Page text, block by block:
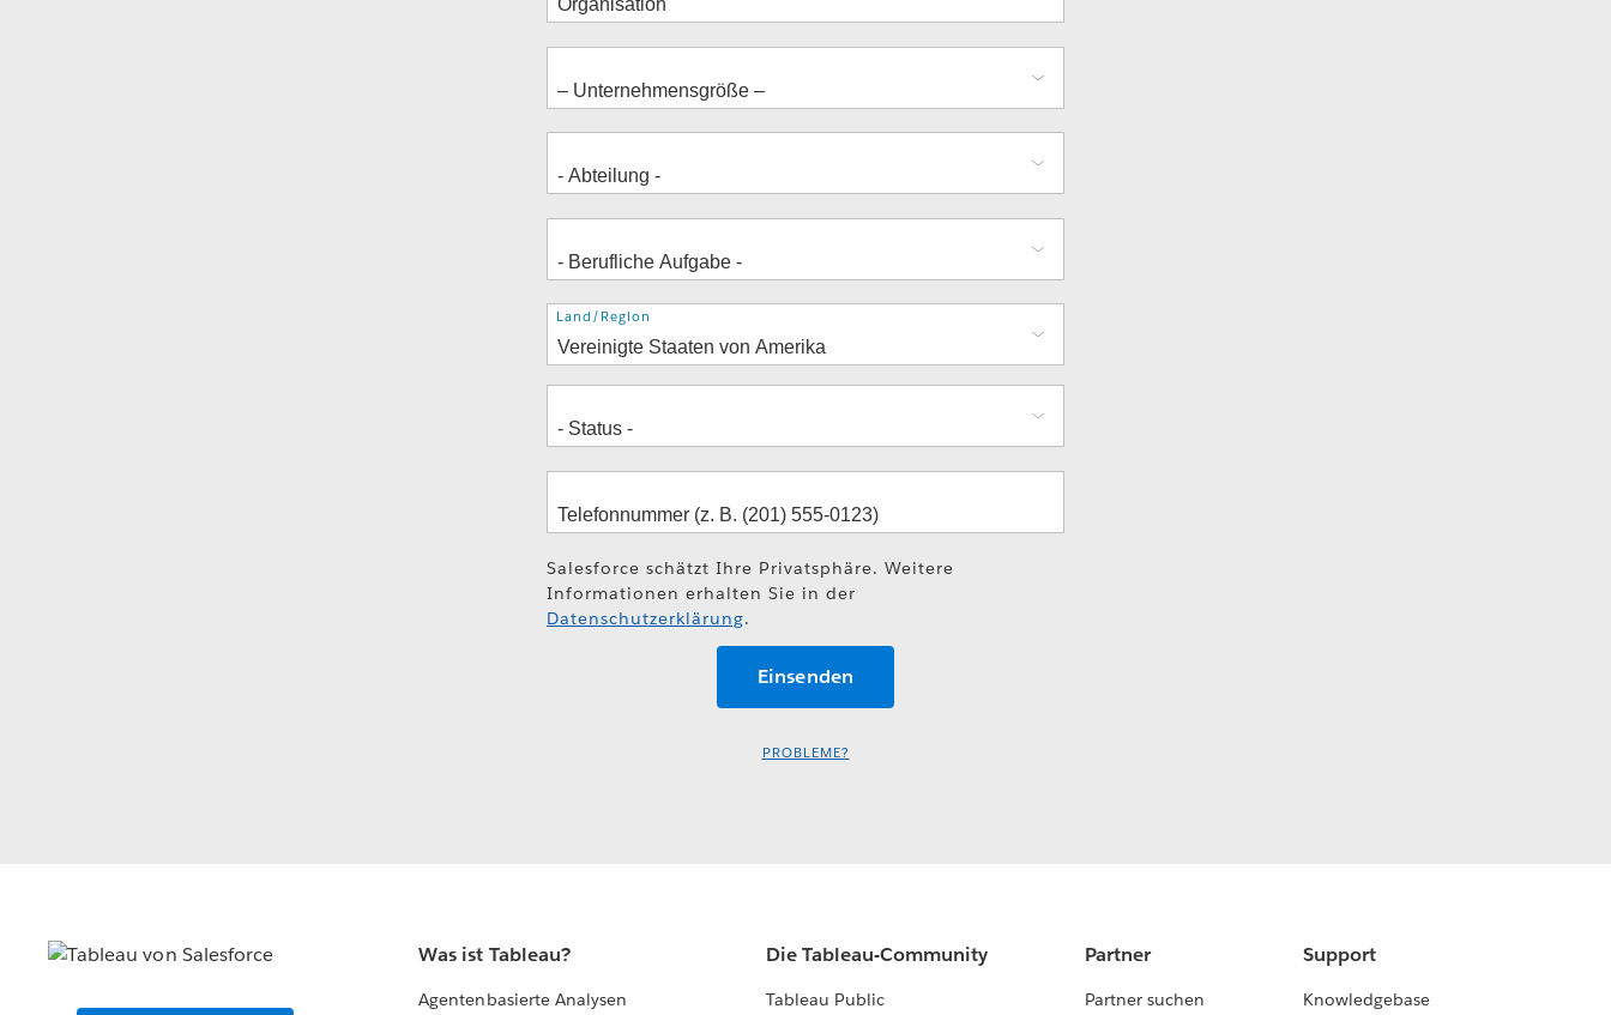
Adresse
Land/Region
Salesforce schätzt Ihre Privatsphäre. Weitere
Informationen erhalten Sie in der
Datenschutzerklärung.
PROBLEME?
Was ist Tableau?
Agentenbasierte Analysen
Die Tableau-Community
Tableau Public
Partner
Partner suchen
Support
Knowledgebase